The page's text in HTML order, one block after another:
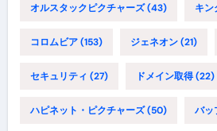
オルスタックピクチャーズ(43) キン
コロムビア(153) ジェネオン(21)
セキュリティ (27) ドメイン取得(22)
ハピネット・ピクチャーズ(50) バッ